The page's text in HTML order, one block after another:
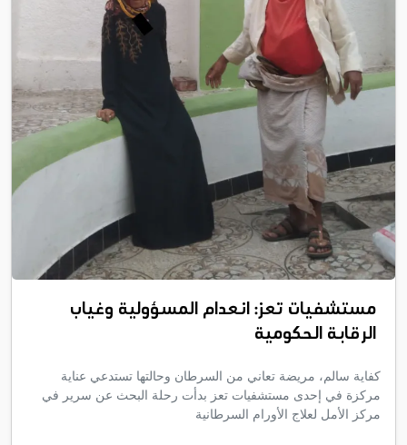
مستشفيات تعز: انعدام المسؤولية وغياب
الرقابة الحكومية
كفاية سالم، مريضة تعاني من السرطان وحالتها تستدعي عناية
مركزة في إحدى مستشفيات تعز بدأت رحلة البحث عن سرير في
مركز الأمل لعلاج الأورام السرطانية